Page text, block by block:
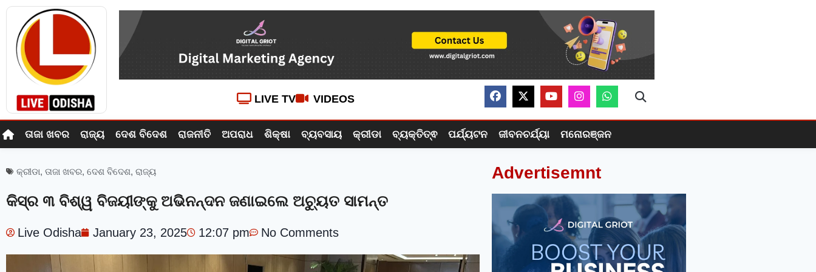
LIVE TV VIDEOS
ତାଜା ଖବର ରାଜ୍ୟ ଦେଶ ବିଦେଶ ରାଜନୀତି ଅପରାଧ ଶିକ୍ଷା ବ୍ୟବସାୟ କ୍ରୀଡା ବ୍ୟକ୍ତିତ୍ଵ ପର୍ଯ୍ୟଟନ ଜୀବନଚର୍ଯ୍ୟା ମନୋରଞ୍ଜନ
କ୍ରୀଡା, ତାଜା ଖବର, ଦେଶ ବିଦେଶ, ରାଜ୍ୟ
କିସ୍‍ର ୩ ବିଶ୍ୱ ବିଜୟୀଙ୍କୁ ଅଭିନନ୍ଦନ ଜଣାଇଲେ ଅଚ୍ୟୁତ ସାମନ୍ତ
Live Odisha January 23, 2025 12:07 pm No Comments
Advertisemnt